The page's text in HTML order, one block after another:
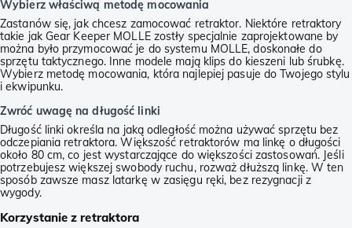
Wybierz właściwą metodę mocowania
Zastanów się, jak chcesz zamocować retraktor. Niektóre retraktory
takie jak Gear Keeper MOLLE zostły specjalnie zaprojektowane by
można było przymocować je do systemu MOLLE, doskonałe do
sprzętu taktycznego. Inne modele mają klips do kieszeni lub śrubkę.
Wybierz metodę mocowania, która najlepiej pasuje do Twojego stylu
i ekwipunku.
Zwróć uwagę na długość linki
Długość linki określa na jaką odległość można używać sprzętu bez
odczepiania retraktora. Większość retraktorów ma linkę o długości
około 80 cm, co jest wystarczające do większości zastosowań. Jeśli
potrzebujesz większej swobody ruchu, rozważ dłuższą linkę. W ten
sposób zawsze masz latarkę w zasięgu ręki, bez rezygnacji z
wygody.
Korzystanie z retraktora